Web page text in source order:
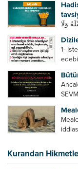
وَلَا
ve
1-
elçi
Kurandan